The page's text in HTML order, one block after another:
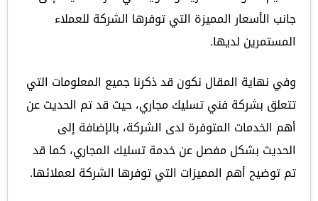
جانب الأسعار المميزة التي توفرها الشركة للعملاء
المستمرين لديها.
وفي نهاية المقال نكون قد ذكرنا جميع المعلومات التي
تتعلق بشركة فني تسليك مجاري، حيث قد تم الحديث عن
أهم الخدمات المتوفرة لدى الشركة، بالإضافة إلى
الحديث بشكل مفصل عن خدمة تسليك المجاري، كما قد
تم توضيح أهم المميزات التي توفرها الشركة لعملائها.